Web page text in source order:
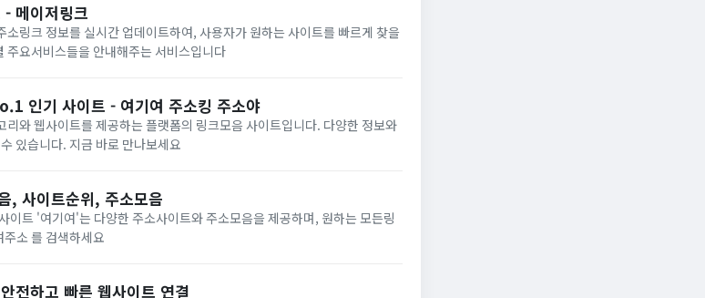
메이저링크
링크 정보를 실시간 업데이트하여, 사용자가 원하는 사이트를 빠르게 찾을
주요서비스들을 안내해주는 서비스입니다
인기 사이트 - 여기여 주소킹 주소야
와 웹사이트를 제공하는 플랫폼의 링크모음 사이트입니다. 다양한 정보와
있습니다. 지금 바로 만나보세요
, 사이트순위, 주소모음
이트 '여기여'는 다양한 주소사이트와 주소모음을 제공하며, 원하는 모든링
소 를 검색하세요
전하고 빠른 웹사이트 연결